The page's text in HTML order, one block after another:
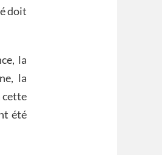
doit
la
la
cette
été